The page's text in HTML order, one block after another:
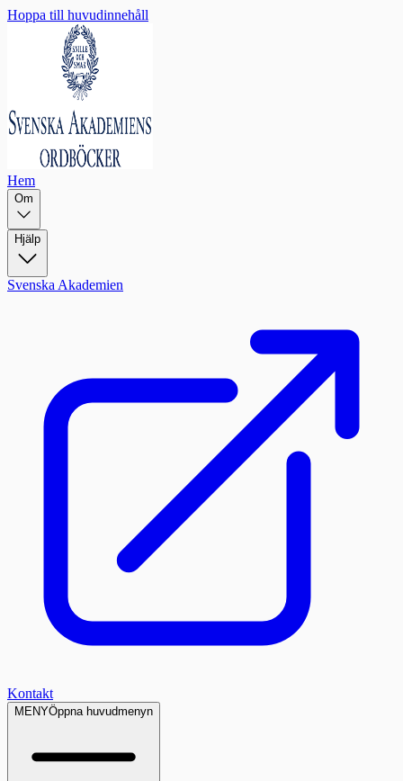
Hoppa till huvudinnehåll
Hem
Om
Hjälp
Svenska Akademien
Kontakt
MENYÖppna huvudmenyn